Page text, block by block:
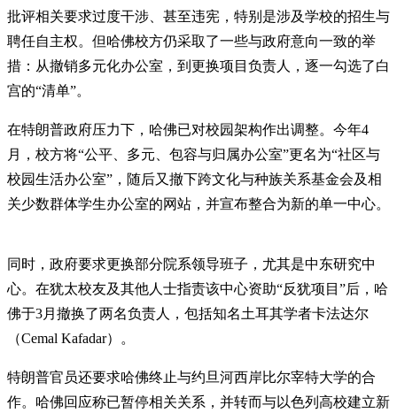
批评相关要求过度干涉、甚至违宪，特别是涉及学校的招生与
聘任自主权。但哈佛校方仍采取了一些与政府意向一致的举
措：从撤销多元化办公室，到更换项目负责人，逐一勾选了白
宫的“清单”。
在特朗普政府压力下，哈佛已对校园架构作出调整。今年4
月，校方将“公平、多元、包容与归属办公室”更名为“社区与
校园生活办公室”，随后又撤下跨文化与种族关系基金会及相
关少数群体学生办公室的网站，并宣布整合为新的单一中心。
同时，政府要求更换部分院系领导班子，尤其是中东研究中
心。在犹太校友及其他人士指责该中心资助“反犹项目”后，哈
佛于3月撤换了两名负责人，包括知名土耳其学者卡法达尔
（Cemal Kafadar）。
特朗普官员还要求哈佛终止与约旦河西岸比尔宰特大学的合
作。哈佛回应称已暂停相关关系，并转而与以色列高校建立新